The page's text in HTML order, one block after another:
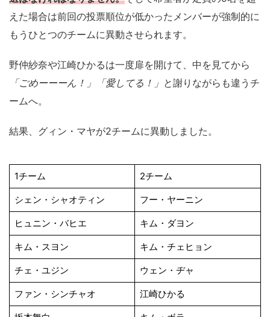
えた場合は前回の投票順位が低かったメンバーが強制的に
もうひとつのチームに異動させられます。
野仲紗奈や江崎ひかるは一度扉を開けて、中を見てから
「ごめーーーん！」「愛してる！」 と謝りながらも違うチ
ームへ。
結果、グィン・マヤが2チームに異動しました。
1チーム 2チーム
シェン・シャオティン フー・ヤーニン
ヒュニン・バヒエ キム・ダヨン
キム・スヨン キム・チェヒョン
チェ・ユジン ウェン・ヂャ
ファン・シンチャオ 江崎ひかる